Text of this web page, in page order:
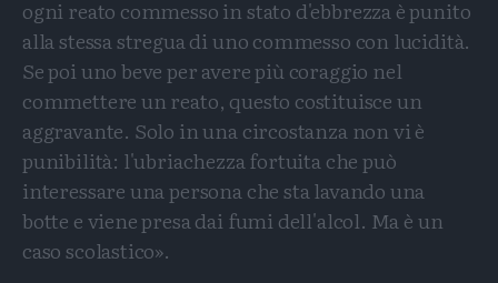
ogni reato commesso in stato d'ebbrezza è punito
alla stessa stregua di uno commesso con lucidità.
Se poi uno beve per avere più coraggio nel
commettere un reato, questo costituisce un
aggravante. Solo in una circostanza non vi è
punibilità: l'ubriachezza fortuita che può
interessare una persona che sta lavando una
botte e viene presa dai fumi dell'alcol. Ma è un
caso scolastico».